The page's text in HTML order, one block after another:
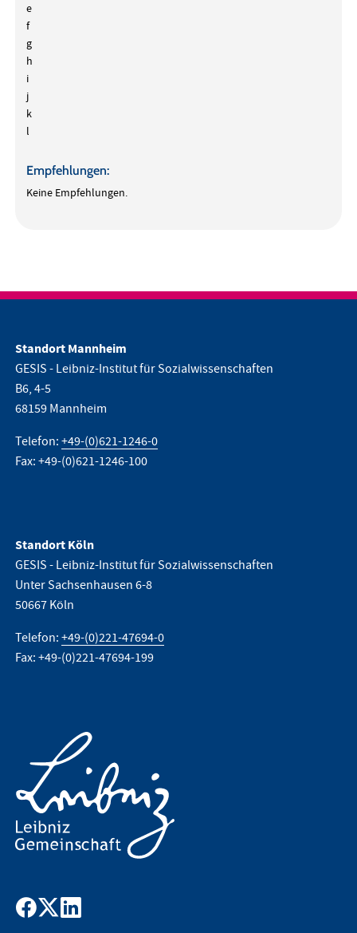
e
f
g
h
i
j
k
l
Empfehlungen:
Keine Empfehlungen.
Standort Mannheim
GESIS - Leibniz-Institut für Sozialwissenschaften
B6, 4-5
68159 Mannheim
Telefon:+49-(0)621-1246-0
Fax: +49-(0)621-1246-100
Standort Köln
GESIS - Leibniz-Institut für Sozialwissenschaften
Unter Sachsenhausen 6-8
50667 Köln
Telefon:+49-(0)221-47694-0
Fax: +49-(0)221-47694-199